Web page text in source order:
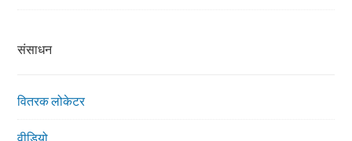
संसाधन
वितरक लोकेटर
वीडियो